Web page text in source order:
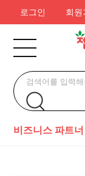
로그인 회원
비즈니스 파트너